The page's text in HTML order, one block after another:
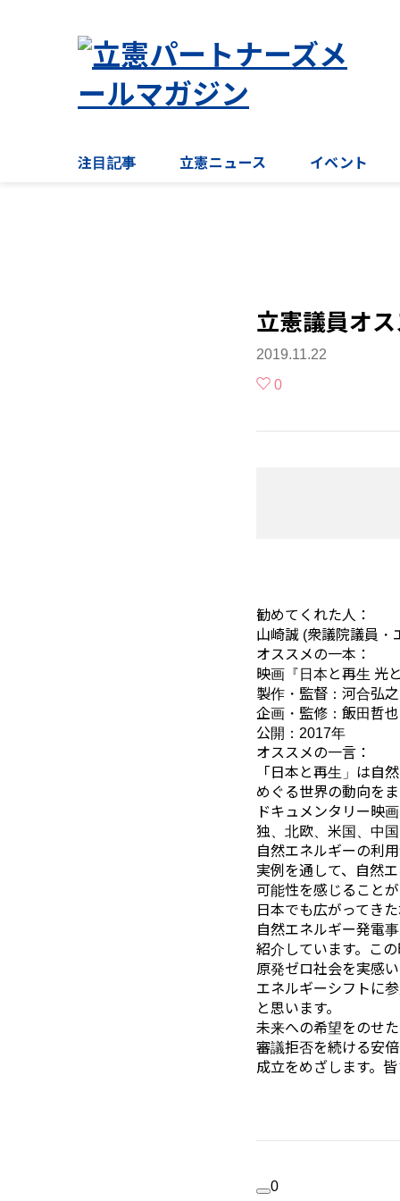
注目記事 立憲ニュース イベント
立憲議員オ
2019.11.22
0
勧めてくれた人：
山崎誠 (衆議院議員・
オススメの一本：
映画『日本と再生 光
製作・監督：河合弘之
企画・監修：飯田哲也
公開：2017年
オススメの一言：
「日本と再生」は自
めぐる世界の動向を
ドキュメンタリー映
独、北欧、米国、中
自然エネルギーの利
実例を通して、自然
可能性を感じること
日本でも広がってき
自然エネルギー発電
紹介しています。こ
原発ゼロ社会を実感
エネルギーシフトに
と思います。
未来への希望をのせ
審議拒否を続ける安
成立をめざします。
0